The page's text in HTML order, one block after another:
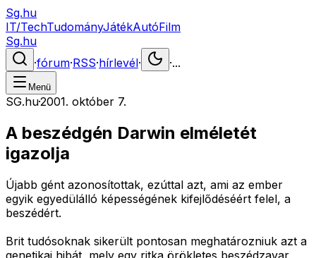
Sg.hu
IT/TechTudományJátékAutóFilm
Sg.hu
·fórum·RSS·hírlevél· ·...
Menü
SG.hu·2001. október 7.
A beszédgén Darwin elméletét
igazolja
Újabb gént azonosítottak, ezúttal azt, ami az ember
egyik egyedülálló képességének kifejlődéséért felel, a
beszédért.
Brit tudósoknak sikerült pontosan meghatározniuk azt a
genetikai hibát, mely egy ritka örökletes beszédzavar